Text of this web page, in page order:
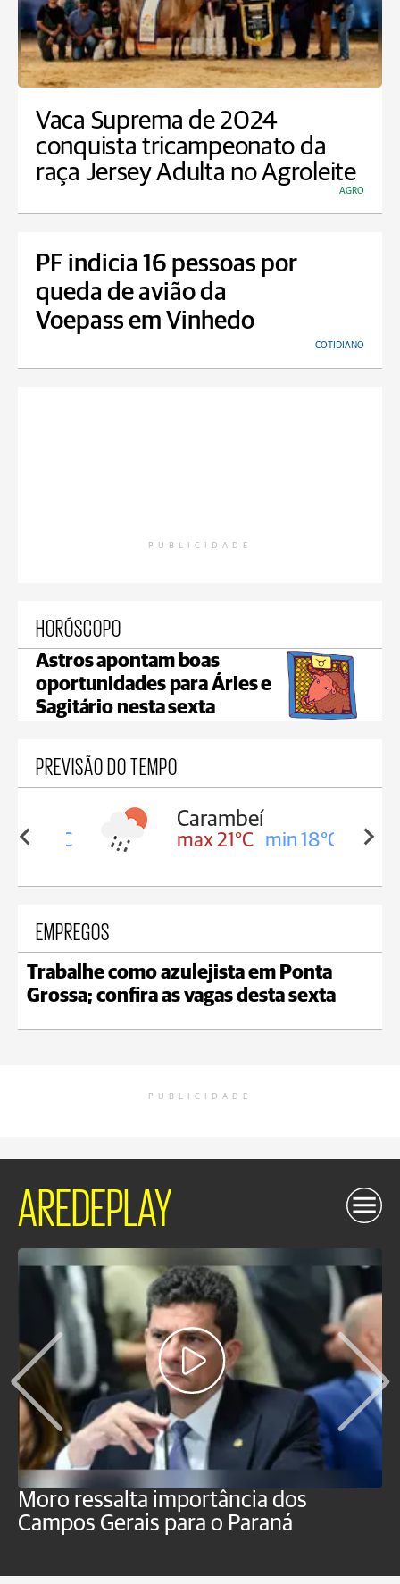
Vaca Suprema de 2024
conquista tricampeonato da
raça Jersey Adulta no Agroleite
AGRO
PF indicia 16 pessoas por
queda de avião da
Voepass em Vinhedo
COTIDIANO
PUBLICIDADE
HORÓSCOPO
Astros apontam boas
oportunidades para Áries e
Sagitário nesta sexta
PREVISÃO DO TEMPO
18°C
Carambeí
max 21°C min 18°C
EMPREGOS
Trabalhe como azulejista em Ponta
Grossa; confira as vagas desta sexta
PUBLICIDADE
AREDEPLAY
Moro ressalta importância dos
Campos Gerais para o Paraná